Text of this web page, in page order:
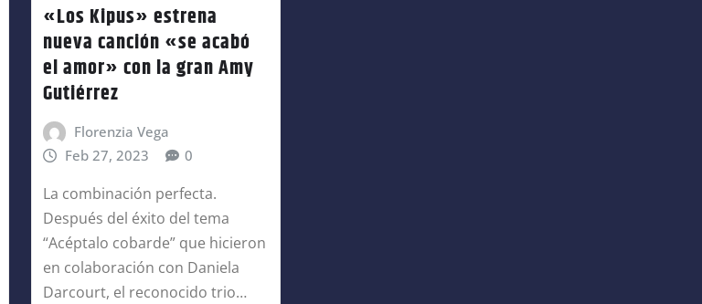
«Los Kipus» estrena
nueva canción «se acabó
el amor» con la gran Amy
Gutiérrez
Florenzia Vega
Feb 27, 2023
0
La combinación perfecta.
Después del éxito del tema
“Acéptalo cobarde” que hicieron
en colaboración con Daniela
Darcourt, el reconocido trio…